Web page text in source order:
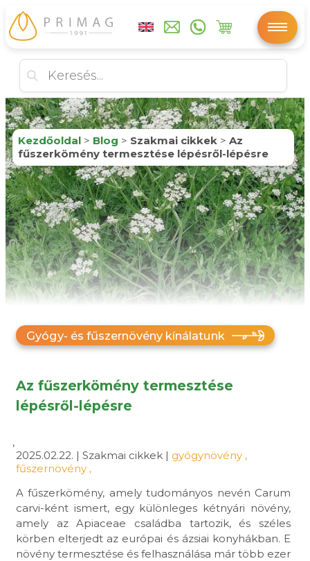
Kezdőoldal > Blog > Szakmai cikkek > Az
fűszerkömény termesztése lépésről-lépésre
Gyógy- és fűszernövény kínálatunk
Az fűszerkömény termesztése
lépésről-lépésre
,
2025.02.22. | Szakmai cikkek | gyógynövény ,
fűszernövény ,
A fűszerkömény, amely tudományos nevén Carum
carvi-ként ismert, egy különleges kétnyári növény,
amely az Apiaceae családba tartozik, és széles
körben elterjedt az európai és ázsiai konyhákban. E
növény termesztése és felhasználása már több ezer